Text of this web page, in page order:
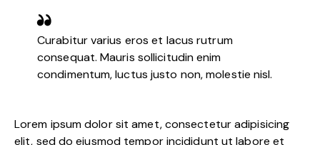
Curabitur varius eros et lacus rutrum
consequat. Mauris sollicitudin enim
condimentum, luctus justo non, molestie nisl.
Lorem ipsum dolor sit amet, consectetur adipisicing
elit, sed do eiusmod tempor incididunt ut labore et